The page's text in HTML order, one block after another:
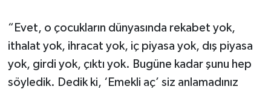
“Evet, o çocukların dünyasında rekabet yok,
ithalat yok, ihracat yok, iç piyasa yok, dış piyasa
yok, girdi yok, çıktı yok. Bugüne kadar şunu hep
söyledik. Dedik ki, ‘Emekli aç’ siz anlamadınız